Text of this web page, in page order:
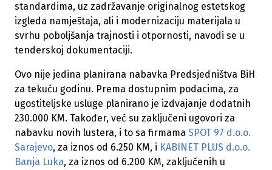
standardima, uz zadržavanje originalnog estetskog
izgleda namještaja, ali i modernizaciju materijala u
svrhu poboljšanja trajnosti i otpornosti, navodi se u
tenderskoj dokumentaciji.
Ovo nije jedina planirana nabavka Predsjedništva BiH
za tekuću godinu. Prema dostupnim podacima, za
ugostiteljske usluge planirano je izdvajanje dodatnih
230.000 KM. Također, već su zaključeni ugovori za
nabavku novih lustera, i to sa firmama SPOT 97 d.o.o.
Sarajevo, za iznos od 6.250 KM, i KABINET PLUS d.o.o.
Banja Luka, za iznos od 6.200 KM, zaključenih u